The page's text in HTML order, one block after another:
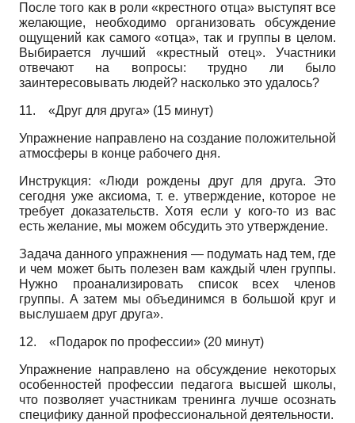
После того как в роли «крестного отца» выступят все
желающие, необходимо организовать обсуждение
ощущений как самого «отца», так и группы в целом.
Выбирается лучший «крестный отец». Участники
отвечают на вопросы: трудно ли было
заинтересовывать людей? насколько это удалось?
11. «Друг для друга» (15 минут)
Упражнение направлено на создание положительной
атмосферы в конце рабочего дня.
Инструкция: «Люди рождены друг для друга. Это
сегодня уже аксиома, т. е. утверждение, которое не
требует доказательств. Хотя если у кого-то из вас
есть желание, мы можем обсудить это утверждение.
Задача данного упражнения — подумать над тем, где
и чем может быть полезен вам каждый член группы.
Нужно проанализировать список всех членов
группы. А затем мы объединимся в большой круг и
выслушаем друг друга».
12. «Подарок по профессии» (20 минут)
Упражнение направлено на обсуждение некоторых
особенностей профессии педагога высшей школы,
что позволяет участникам тренинга лучше осознать
специфику данной профессиональной деятельности.